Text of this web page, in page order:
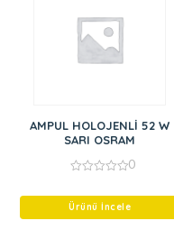
AMPUL HOLOJENLİ 52 W
SARI OSRAM
of
0
Ürünü İncele